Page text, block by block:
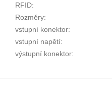
RFID:
Rozměry:
vstupní konektor:
vstupní napětí:
výstupní konektor: